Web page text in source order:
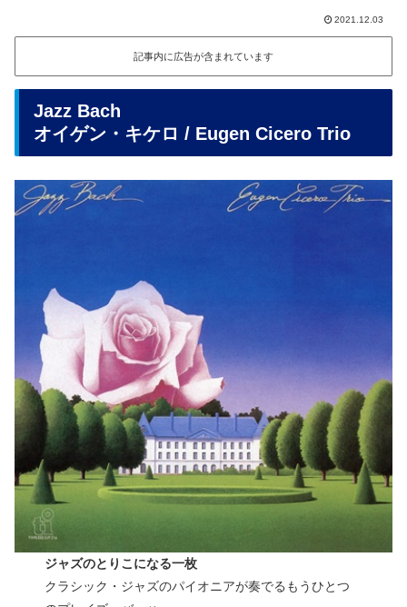
2021.12.03
記事内に広告が含まれています
Jazz Bach
オイゲン・キケロ / Eugen Cicero Trio
ジャズのとりこになる一枚
クラシック・ジャズのパイオニアが奏でるもうひとつ